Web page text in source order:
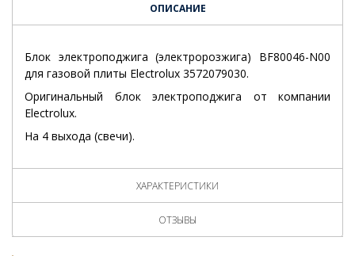
ОПИСАНИЕ
Блок электроподжига (электророзжига) BF80046-N00
для газовой плиты Electrolux 3572079030.
Оригинальный блок электроподжига от компании
Electrolux.
На 4 выхода (свечи).
ХАРАКТЕРИСТИКИ
ОТЗЫВЫ